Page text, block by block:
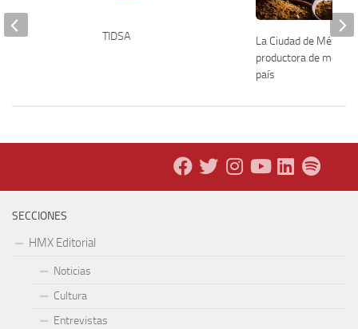
TIDSA
La Ciudad de México,
productora de mole
país
SECCIONES
HMX Editorial
Noticias
Cultura
Entrevistas